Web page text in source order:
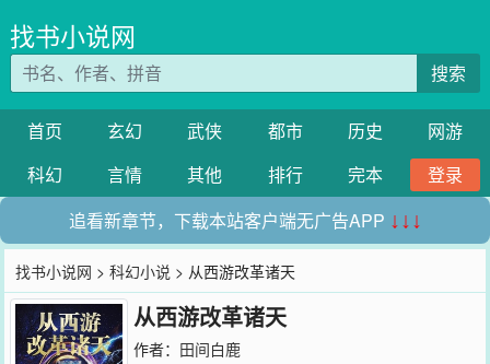
找书小说网
搜索
首页 玄幻 武侠 都市 历史
网游
科幻
言情 其他 排行 完本
登录
追看新章节，下载本站客户端无广告APP ↓↓↓
找书小说网 >科幻小说 > 从西游改革诸天
从西游改革诸天
作者： 田间白鹿